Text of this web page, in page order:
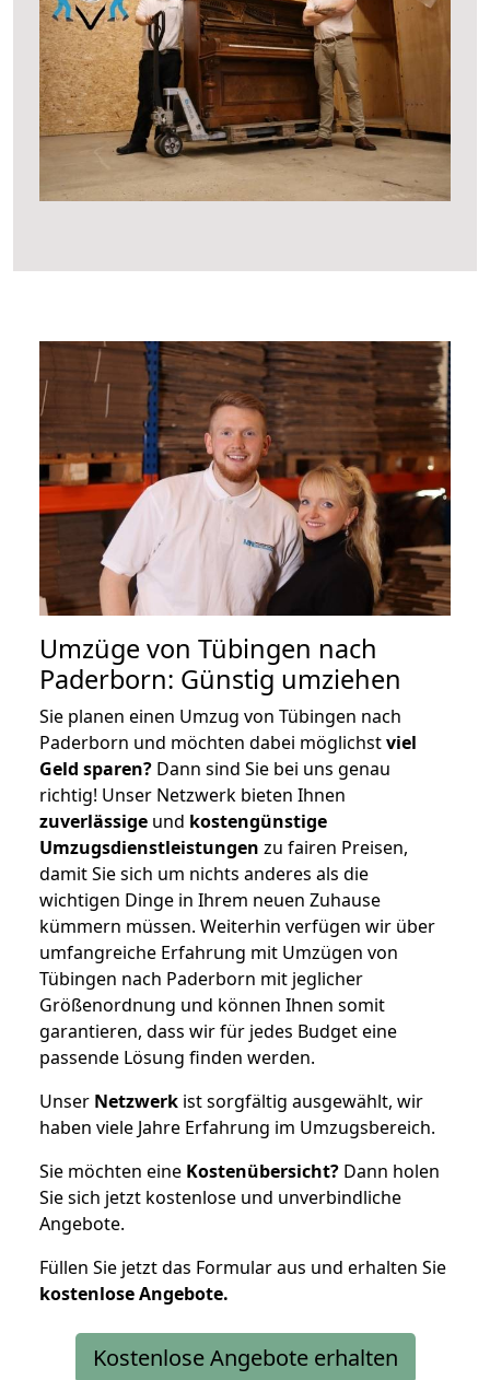
Umzüge von Tübingen nach
Paderborn: Günstig umziehen
Sie planen einen Umzug von Tübingen nach
Paderborn und möchten dabei möglichstviel
Geld sparen? Dann sind Sie bei uns genau
richtig! Unser Netzwerk bieten Ihnen
zuverlässige und kostengünstige
Umzugsdienstleistungen zu fairen Preisen,
damit Sie sich um nichts anderes als die
wichtigen Dinge in Ihrem neuen Zuhause
kümmern müssen. Weiterhin verfügen wir über
umfangreiche Erfahrung mit Umzügen von
Tübingen nach Paderborn mit jeglicher
Größenordnung und können Ihnen somit
garantieren, dass wir für jedes Budget eine
passende Lösung finden werden.
Unser Netzwerk ist sorgfältig ausgewählt, wir
haben viele Jahre Erfahrung im Umzugsbereich.
Sie möchten eine Kostenübersicht? Dann holen
Sie sich jetzt kostenlose und unverbindliche
Angebote.
Füllen Sie jetzt das Formular aus und erhalten Sie
kostenloseAngebote.
Kostenlose Angebote erhalten